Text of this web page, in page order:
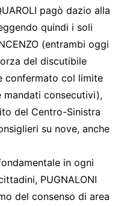
pagò dazio alla
quindi i soli
(entrambi oggi
del discutibile
confermato col limite
mandati consecutivi),
del Centro-Sinistra
su nove, anche
in ogni
PUGNALONI
del consenso di area